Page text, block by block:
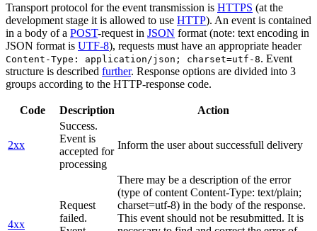
Transport protocol for the event transmission is HTTPS (at the
development stage it is allowed to use HTTP). An event is contained
in a body of a POST-request in JSON format (note: text encoding in
JSON format is UTF-8), requests must have an appropriate header
Content-Type: application/json; charset=utf-8. Event
structure is described further. Response options are divided into 3
groups according to the HTTP-response code.
Code Description Action
2xx
Success.
Event is
accepted for
processing
Inform the user about successfull delivery
4xx
Request
failed.
There may be a description of the error
(type of content Content-Type: text/plain;
charset=utf-8) in the body of the response.
This event should not be resubmitted. It is